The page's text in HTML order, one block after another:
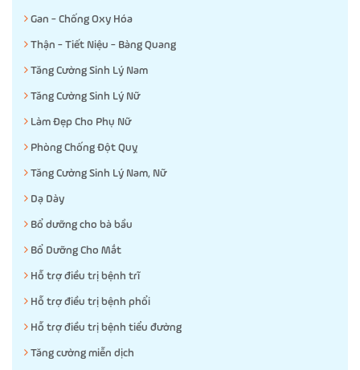
Gan - Chống Oxy Hóa
Thận - Tiết Niệu - Bàng Quang
Tăng Cường Sinh Lý Nam
Tăng Cường Sinh Lý Nữ
Làm Đẹp Cho Phụ Nữ
Phòng Chống Đột Quỵ
Tăng Cường Sinh Lý Nam, Nữ
Dạ Dày
Bổ dưỡng cho bà bầu
Bổ Dưỡng Cho Mắt
Hỗ trợ điều trị bệnh trĩ
Hỗ trợ điều trị bệnh phổi
Hỗ trợ điều trị bệnh tiểu đường
Tăng cường miễn dịch